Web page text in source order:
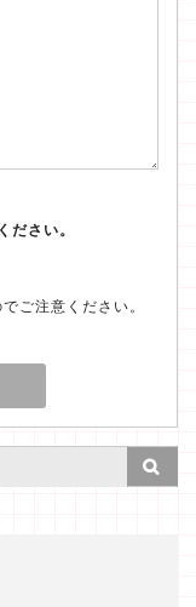
ださい。
ご注意ください。